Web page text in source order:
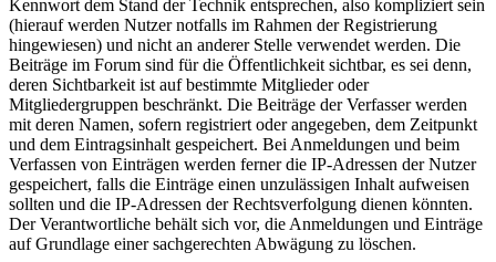
Kennwort dem Stand der Technik entsprechen, also kompliziert sein
(hierauf werden Nutzer notfalls im Rahmen der Registrierung
hingewiesen) und nicht an anderer Stelle verwendet werden. Die
Beiträge im Forum sind für die Öffentlichkeit sichtbar, es sei denn,
deren Sichtbarkeit ist auf bestimmte Mitglieder oder
Mitgliedergruppen beschränkt. Die Beiträge der Verfasser werden
mit deren Namen, sofern registriert oder angegeben, dem Zeitpunkt
und dem Eintragsinhalt gespeichert. Bei Anmeldungen und beim
Verfassen von Einträgen werden ferner die IP-Adressen der Nutzer
gespeichert, falls die Einträge einen unzulässigen Inhalt aufweisen
sollten und die IP-Adressen der Rechtsverfolgung dienen könnten.
Der Verantwortliche behält sich vor, die Anmeldungen und Einträge
auf Grundlage einer sachgerechten Abwägung zu löschen.